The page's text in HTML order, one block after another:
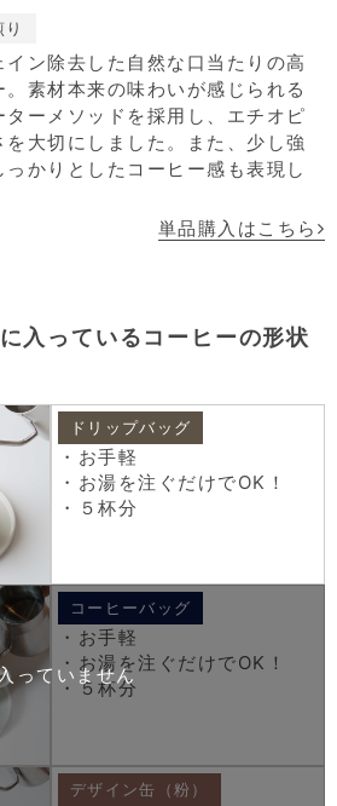
ン除去した自然な口当たりの高
素材本来の味わいが感じられる
ターメソッドを採用し、エチオピ
大切にしました。また、少し強
かりとしたコーヒー感も表現し
単品購入はこちら
入っているコーヒーの形状
ドリップバッグ
・お手軽
・お湯を注ぐだけでOK！
・５杯分
コーヒーバッグ
・お手軽
・お湯を注ぐだけでOK！
・５杯分
デザイン缶（粉）